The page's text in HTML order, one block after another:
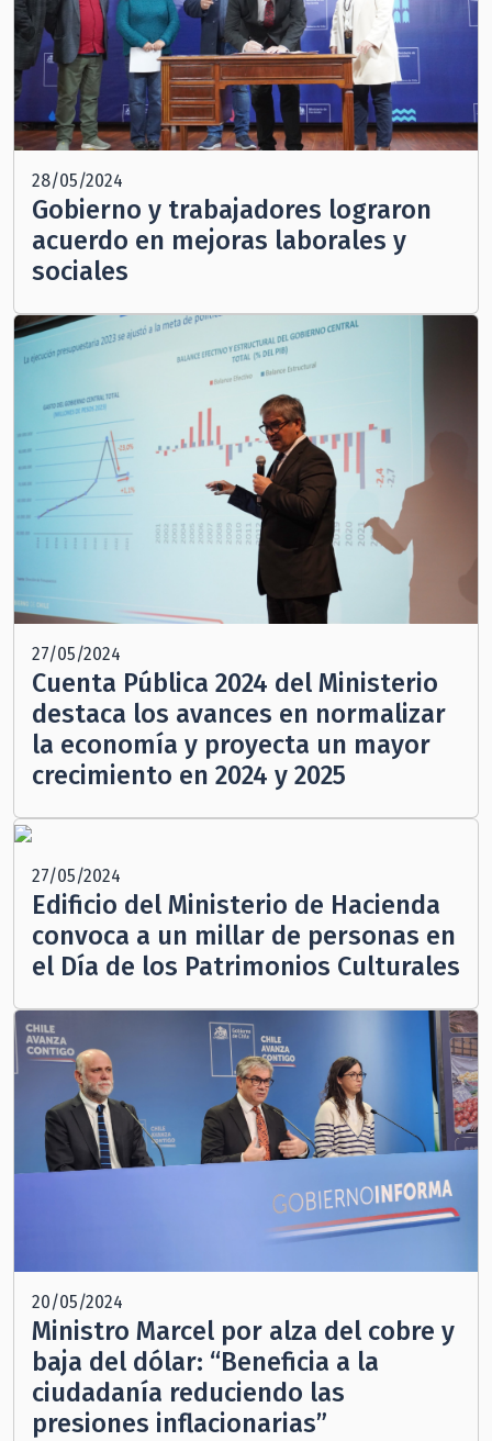
28/05/2024
Gobierno y trabajadores lograron
acuerdo en mejoras laborales y
sociales
27/05/2024
Cuenta Pública 2024 del Ministerio
destaca los avances en normalizar
la economía y proyecta un mayor
crecimiento en 2024 y 2025
27/05/2024
Edificio del Ministerio de Hacienda
convoca a un millar de personas en
el Día de los Patrimonios Culturales
20/05/2024
Ministro Marcel por alza del cobre y
baja del dólar: “Beneficia a la
ciudadanía reduciendo las
presiones inflacionarias”